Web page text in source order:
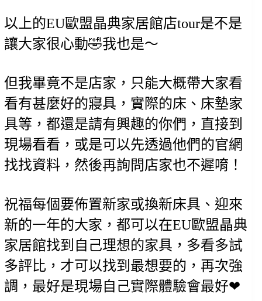
以上的EU歐盟晶典家居館店tour是不是
讓大家很心動🤣我也是～
但我畢竟不是店家，只能大概帶大家看
看有甚麼好的寢具，實際的床、床墊家
具等，都還是請有興趣的你們，直接到
現場看看，或是可以先透過他們的官網
找找資料，然後再詢問店家也不遲唷！
祝福每個要佈置新家或換新床具、迎來
新的一年的大家，都可以在EU歐盟晶典
家居館找到自己理想的家具，多看多試
多評比，才可以找到最想要的，再次強
調，最好是現場自己實際體驗會最好❤